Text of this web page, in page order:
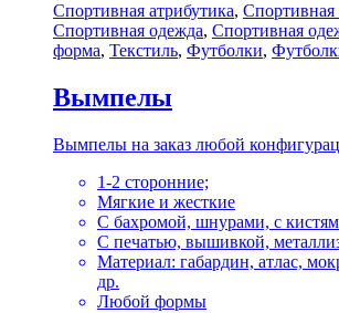
Спортивная атрибутика, Спортивная
Спортивная одежда, Спортивная
форма, Текстиль, Футболки,
Вымпелы
Вымпелы на заказ любой
1-2 сторонние;
Мягкие и жесткие
С бахромой, шнурами, с
С печатью, вышивкой,
Материал: габардин, атлас,
др.
Любой формы